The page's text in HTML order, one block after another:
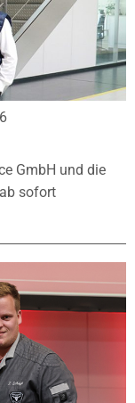
GmbH und die
sofort